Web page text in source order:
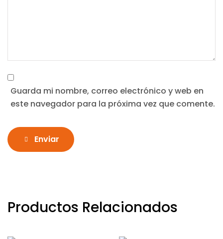
Guarda mi nombre, correo electrónico y web en
este navegador para la próxima vez que comente.
Enviar
Productos Relacionados